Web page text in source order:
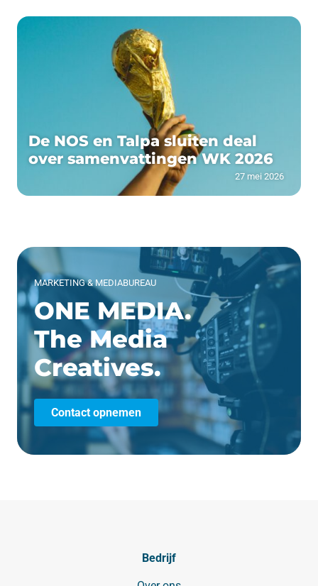
De NOS en Talpa sluiten deal
over samenvattingen WK 2026
27 mei 2026
MARKETING & MEDIABUREAU
ONE MEDIA.
The Media
Creatives.
Contact opnemen
Bedrijf